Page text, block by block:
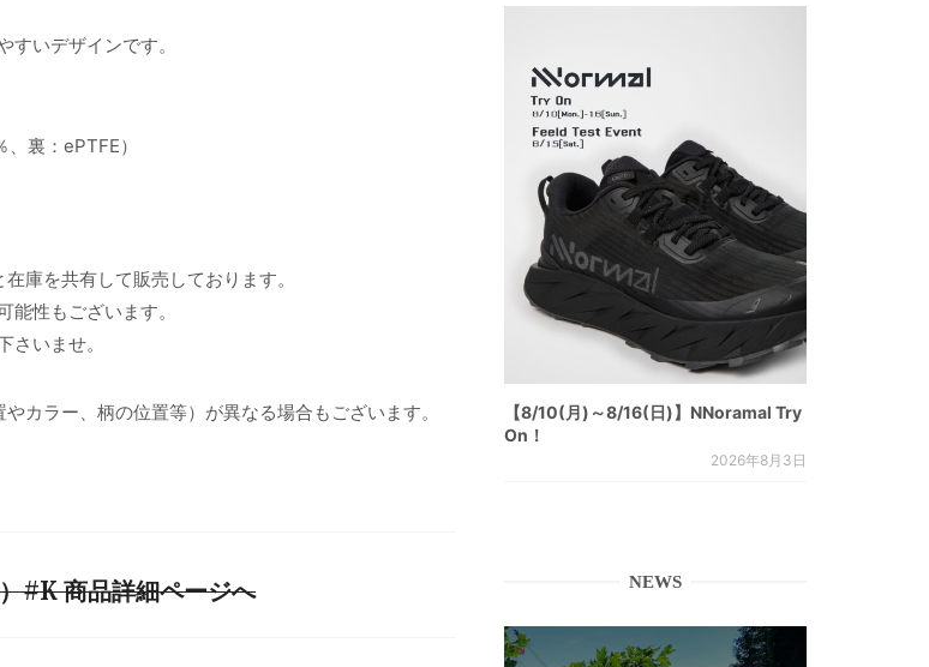
いデザインです。
裏：ePTFE）
庫を共有して販売しております。
性もございます。
いませ。
カラー、柄の位置等）が異なる場合もございます。
#K 商品詳細ページへ
【8/10(月)～8/16(日)】NNoramal Try
On！
2026年8月3日
NEWS